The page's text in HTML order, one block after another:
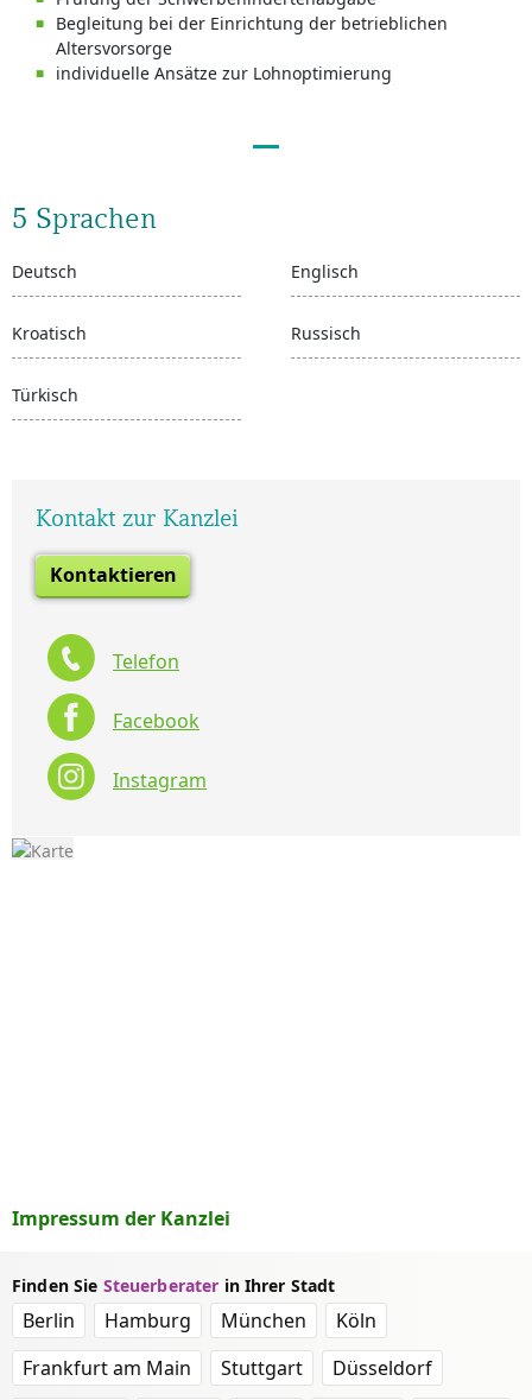
Begleitung bei der Einrichtung der betrieblichen
Altersvorsorge
individuelle Ansätze zur Lohnoptimierung
5 Sprachen
Deutsch Englisch
Kroatisch Russisch
Türkisch
Kontakt zur Kanzlei
Kontaktieren
Telefon
Facebook
Instagram
Impressum der Kanzlei
Finden Sie Steuerberater in Ihrer Stadt
Berlin Hamburg München
Köln
Frankfurt am Main
Stuttgart
Düsseldorf